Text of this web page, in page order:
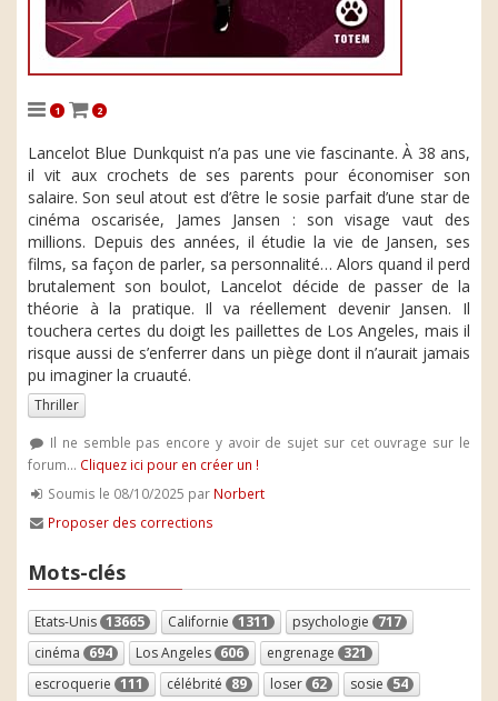
1 2
Lancelot Blue Dunkquist n’a pas une vie fascinante. À 38 ans,
il vit aux crochets de ses parents pour économiser son
salaire. Son seul atout est d’être le sosie parfait d’une star de
cinéma oscarisée, James Jansen : son visage vaut des
millions. Depuis des années, il étudie la vie de Jansen, ses
films, sa façon de parler, sa personnalité… Alors quand il perd
brutalement son boulot, Lancelot décide de passer de la
théorie à la pratique. Il va réellement devenir Jansen. Il
touchera certes du doigt les paillettes de Los Angeles, mais il
risque aussi de s’enferrer dans un piège dont il n’aurait jamais
pu imaginer la cruauté.
Thriller
Il ne semble pas encore y avoir de sujet sur cet ouvrage sur le
forum... Cliquez ici pour en créer un !
Soumis le 08/10/2025 par Norbert
Proposer des corrections
Mots-clés
Etats-Unis 13665 Californie 1311 psychologie 717
cinéma 694 Los Angeles 606 engrenage 321
escroquerie 111 célébrité 89 loser 62 sosie 54